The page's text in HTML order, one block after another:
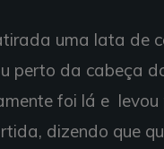
uma lata de
perto da cabeça
foi lá e
dizendo que